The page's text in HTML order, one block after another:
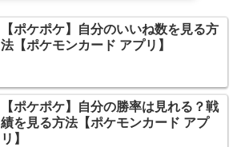
【ポケポケ】自分のいいね数を見る方
法【ポケモンカード アプリ】
【ポケポケ】自分の勝率は見れる？戦
績を見る方法【ポケモンカード アプ
リ】